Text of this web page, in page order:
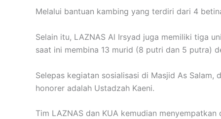
Melalui bantuan kambing yang terdiri dari 4
Selain itu, LAZNAS Al Irsyad juga memiliki tiga
saat ini membina 13 murid (8 putri dan 5 putra)
Selepas kegiatan sosialisasi di Masjid As
honorer adalah Ustadzah Kaeni.
Tim LAZNAS dan KUA kemudian